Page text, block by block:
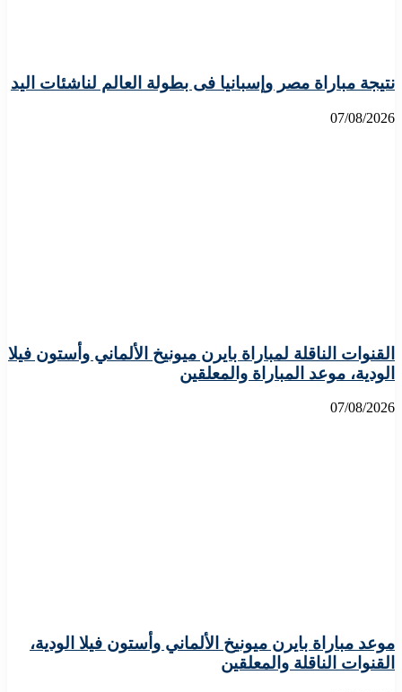
نتيجة مباراة مصر وإسبانيا فى بطولة العالم لناشئات اليد
07/08/2026
القنوات الناقلة لمباراة بايرن ميونيخ الألماني وأستون فيلا
الودية، موعد المباراة والمعلقين
07/08/2026
موعد مباراة بايرن ميونيخ الألماني وأستون فيلا الودية،
القنوات الناقلة والمعلقين